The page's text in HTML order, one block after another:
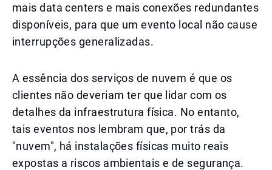
mais data centers e mais conexões redundantes
disponíveis, para que um evento local não cause
interrupções generalizadas.
A essência dos serviços de nuvem é que os
clientes não deveriam ter que lidar com os
detalhes da infraestrutura física. No entanto,
tais eventos nos lembram que, por trás da
"nuvem", há instalações físicas muito reais
expostas a riscos ambientais e de segurança.